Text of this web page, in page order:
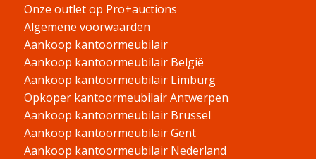
Onze outlet op Pro+auctions
Algemene voorwaarden
Aankoop kantoormeubilair
Aankoop kantoormeubilair België
Aankoop kantoormeubilair Limburg
Opkoper kantoormeubilair Antwerpen
Aankoop kantoormeubilair Brussel
Aankoop kantoormeubilair Gent
Aankoop kantoormeubilair Nederland